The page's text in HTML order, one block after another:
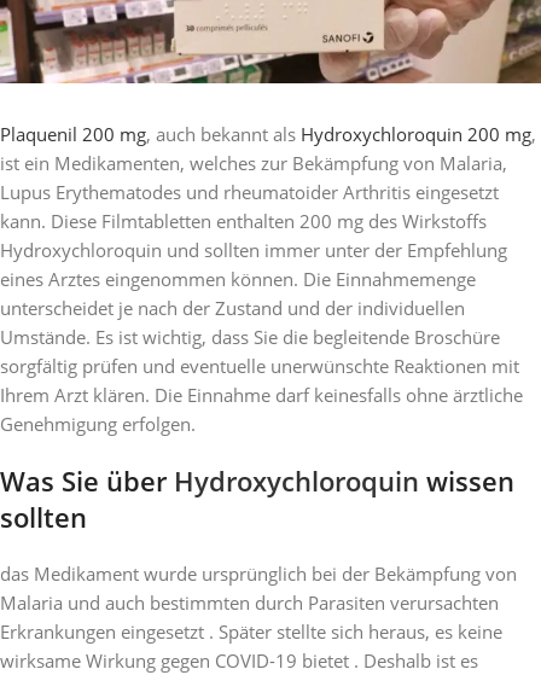
Plaquenil 200 mg, auch bekannt als Hydroxychloroquin 200 mg,
ist ein Medikamenten, welches zur Bekämpfung von Malaria,
Lupus Erythematodes und rheumatoider Arthritis eingesetzt
kann. Diese Filmtabletten enthalten 200 mg des Wirkstoffs
Hydroxychloroquin und sollten immer unter der Empfehlung
eines Arztes eingenommen können. Die Einnahmemenge
unterscheidet je nach der Zustand und der individuellen
Umstände. Es ist wichtig, dass Sie die begleitende Broschüre
sorgfältig prüfen und eventuelle unerwünschte Reaktionen mit
Ihrem Arzt klären. Die Einnahme darf keinesfalls ohne ärztliche
Genehmigung erfolgen.
Was Sie über Hydroxychloroquin wissen
sollten
das Medikament wurde ursprünglich bei der Bekämpfung von
Malaria und auch bestimmten durch Parasiten verursachten
Erkrankungen eingesetzt . Später stellte sich heraus, es keine
wirksame Wirkung gegen COVID-19 bietet . Deshalb ist es